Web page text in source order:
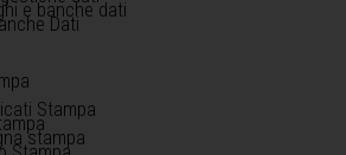
e banche dati
Dati
Stampa
stampa